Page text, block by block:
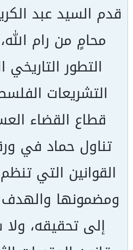
قدم السيد عبد
محامٍ من رام
التطور
التشريعات
قطاع القضاء
تناول حماد في
القوانين التي
ومضمونها
إلى تحقيقه،